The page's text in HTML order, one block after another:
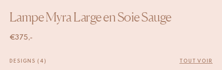
Lampe Myra Large en Soie Sauge
€375,-
DESIGNS (4) TOUT VOIR